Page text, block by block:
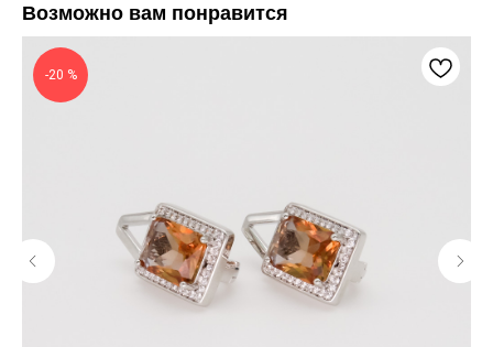
Возможно вам понравится
-20 %